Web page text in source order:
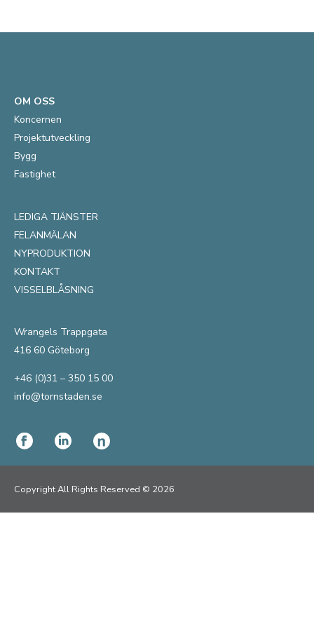
OM OSS
Koncernen
Projektutveckling
Bygg
Fastighet
LEDIGA TJÄNSTER
FELANMÄLAN
NYPRODUKTION
KONTAKT
VISSELBLÅSNING
Wrangels Trappgata
416 60 Göteborg
+46 (0)31 – 350 15 00
info@tornstaden.se
Copyright All Rights Reserved © 2026